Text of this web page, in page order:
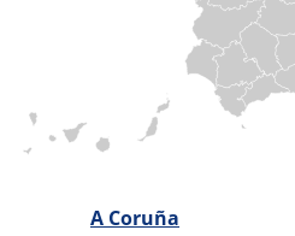
A Coruña